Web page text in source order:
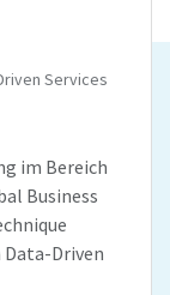
im Bereich
Business
Driven
Services